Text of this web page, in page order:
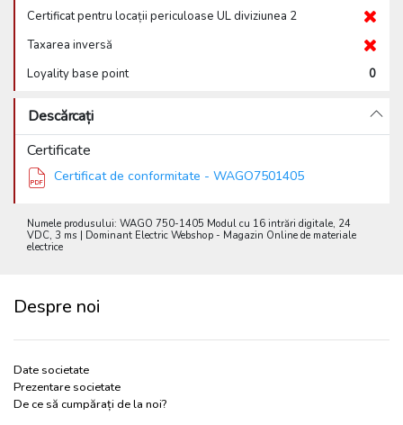
Certificat pentru locații periculoase UL diviziunea 2
Taxarea inversă
Loyality base point
0
Descărcați
Certificate
Certificat de conformitate - WAGO7501405
Numele produsului: WAGO 750-1405 Modul cu 16 intrări digitale, 24
VDC, 3 ms | Dominant Electric Webshop - Magazin Online de materiale
electrice
Despre noi
Date societate
Prezentare societate
De ce să cumpărați de la noi?